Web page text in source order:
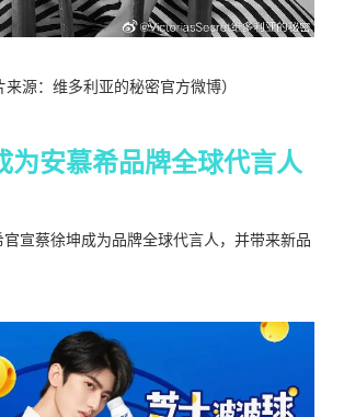
来源：维多利亚的秘密官方微博）
为安慕希品牌全球代言人
宣蔡徐坤成为品牌全球代言人，并带来新品